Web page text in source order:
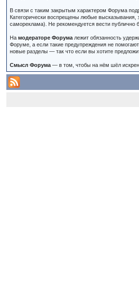
В связи с таким закрытым характером Форума
Категорически воспрещены любые
самореклама). Не рекомендуется вести публично
Намодераторе Форума лежит обязанность
Форуме, а если такие предупреждения не
новые разделы — так что если вы хотите
Смысл Форума — в том, чтобы на нём шёл